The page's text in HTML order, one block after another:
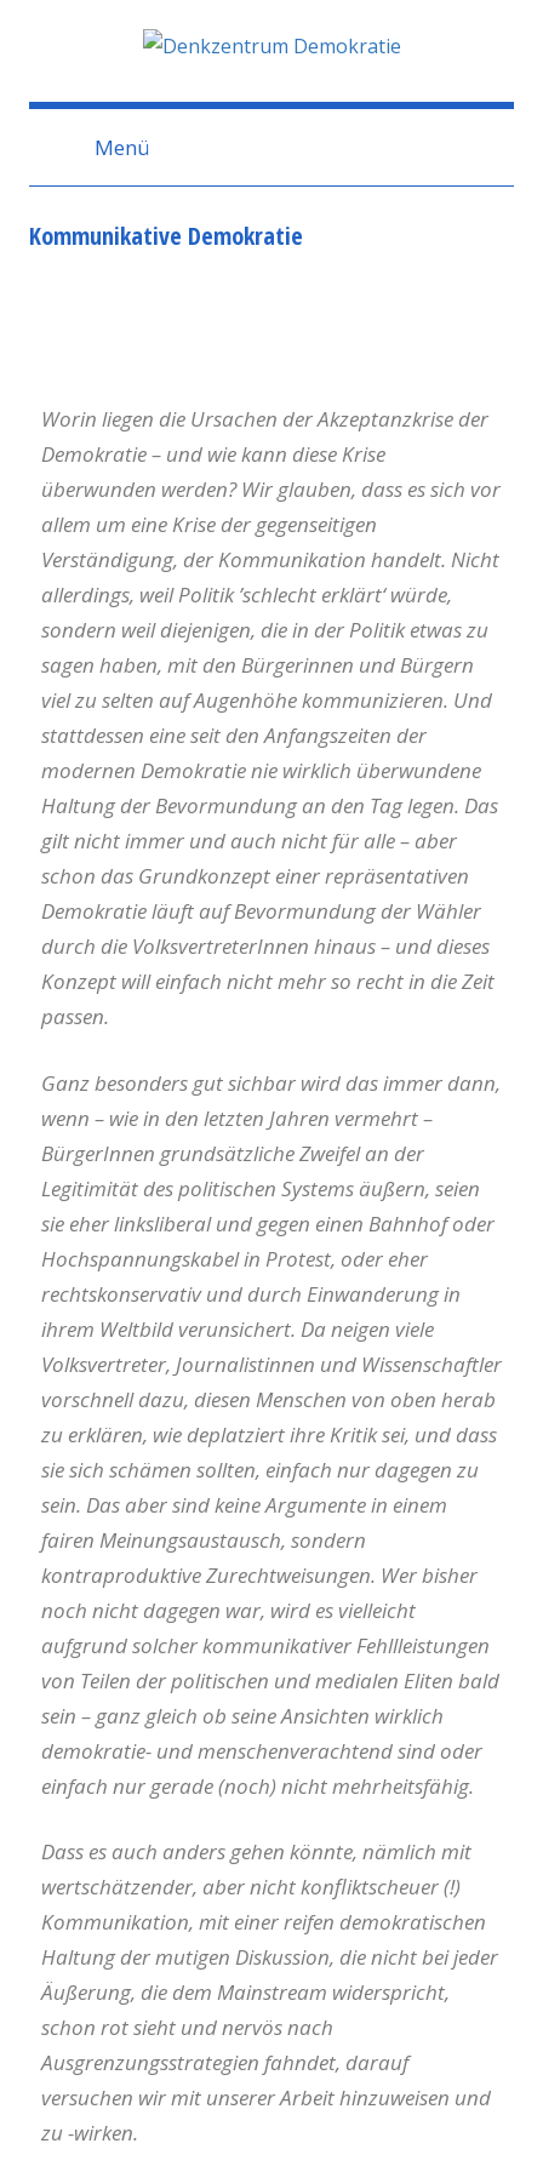
Denkzentrum
Demokratie
Menü
Kommunikative Demokratie
Worin liegen die Ursachen der Akzeptanzkrise der
Demokratie – und wie kann diese Krise
überwunden werden? Wir glauben, dass es sich vor
allem um eine Krise der gegenseitigen
Verständigung, der Kommunikation handelt. Nicht
allerdings, weil Politik ’schlecht erklärt‘ würde,
sondern weil diejenigen, die in der Politik etwas zu
sagen haben, mit den Bürgerinnen und Bürgern
viel zu selten auf Augenhöhe kommunizieren. Und
stattdessen eine seit den Anfangszeiten der
modernen Demokratie nie wirklich überwundene
Haltung der Bevormundung an den Tag legen. Das
gilt nicht immer und auch nicht für alle – aber
schon das Grundkonzept einer repräsentativen
Demokratie läuft auf Bevormundung der Wähler
durch die VolksvertreterInnen hinaus – und dieses
Konzept will einfach nicht mehr so recht in die Zeit
passen.
Ganz besonders gut sichbar wird das immer dann,
wenn – wie in den letzten Jahren vermehrt –
BürgerInnen grundsätzliche Zweifel an der
Legitimität des politischen Systems äußern, seien
sie eher linksliberal und gegen einen Bahnhof oder
Hochspannungskabel in Protest, oder eher
rechtskonservativ und durch Einwanderung in
ihrem Weltbild verunsichert. Da neigen viele
Volksvertreter, Journalistinnen und Wissenschaftler
vorschnell dazu, diesen Menschen von oben herab
zu erklären, wie deplatziert ihre Kritik sei, und dass
sie sich schämen sollten, einfach nur dagegen zu
sein. Das aber sind keine Argumente in einem
fairen Meinungsaustausch, sondern
kontraproduktive Zurechtweisungen. Wer bisher
noch nicht dagegen war, wird es vielleicht
aufgrund solcher kommunikativer Fehllleistungen
von Teilen der politischen und medialen Eliten bald
sein – ganz gleich ob seine Ansichten wirklich
demokratie- und menschenverachtend sind oder
einfach nur gerade (noch) nicht mehrheitsfähig.
Dass es auch anders gehen könnte, nämlich mit
wertschätzender, aber nicht konfliktscheuer (!)
Kommunikation, mit einer reifen demokratischen
Haltung der mutigen Diskussion, die nicht bei jeder
Äußerung, die dem Mainstream widerspricht,
schon rot sieht und nervös nach
Ausgrenzungsstrategien fahndet, darauf
versuchen wir mit unserer Arbeit hinzuweisen und
zu -wirken.